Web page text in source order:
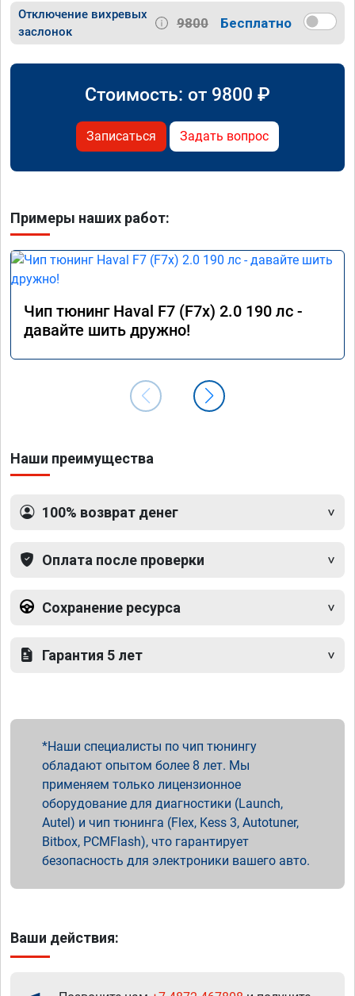
Отключение вихревых
заслонок
9800 Бесплатно
Стоимость: от 9800 ₽
Записаться Задать вопрос
Примеры наших работ:
Чип тюнинг Haval F7 (F7x) 2.0 190 лс -
давайте шить дружно!
Наши преимущества
100% возврат денег
Оплата после проверки
Сохранение ресурса
Гарантия 5 лет
Наши специалисты по чип тюнингу
обладают опытом более 8 лет. Мы
применяем только лицензионное
оборудование для диагностики (Launch,
Autel) и чип тюнинга (Flex, Kess 3, Autotuner,
Bitbox, PCMFlash), что гарантирует
безопасность для электроники вашего авто.
Ваши действия: